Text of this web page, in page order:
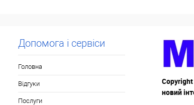
Допомога і сервіси
Головна
Відгуки
Послуги
новий